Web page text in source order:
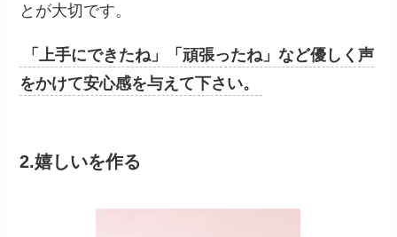
とが大切です。
「上手にできたね」「頑張ったね」など優しく声
をかけて安心感を与えて下さい。
2.嬉しいを作る